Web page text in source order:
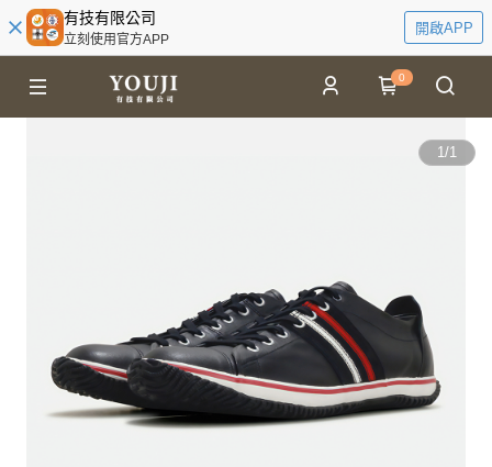
有技有限公司
立刻使用官方APP
開啟APP
0
1/1